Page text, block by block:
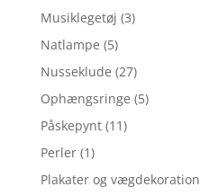
Musiklegetøj (3)
Natlampe (5)
Nusseklude (27)
Ophængsringe (5)
Påskepynt (11)
Perler (1)
Plakater og vægdekoration